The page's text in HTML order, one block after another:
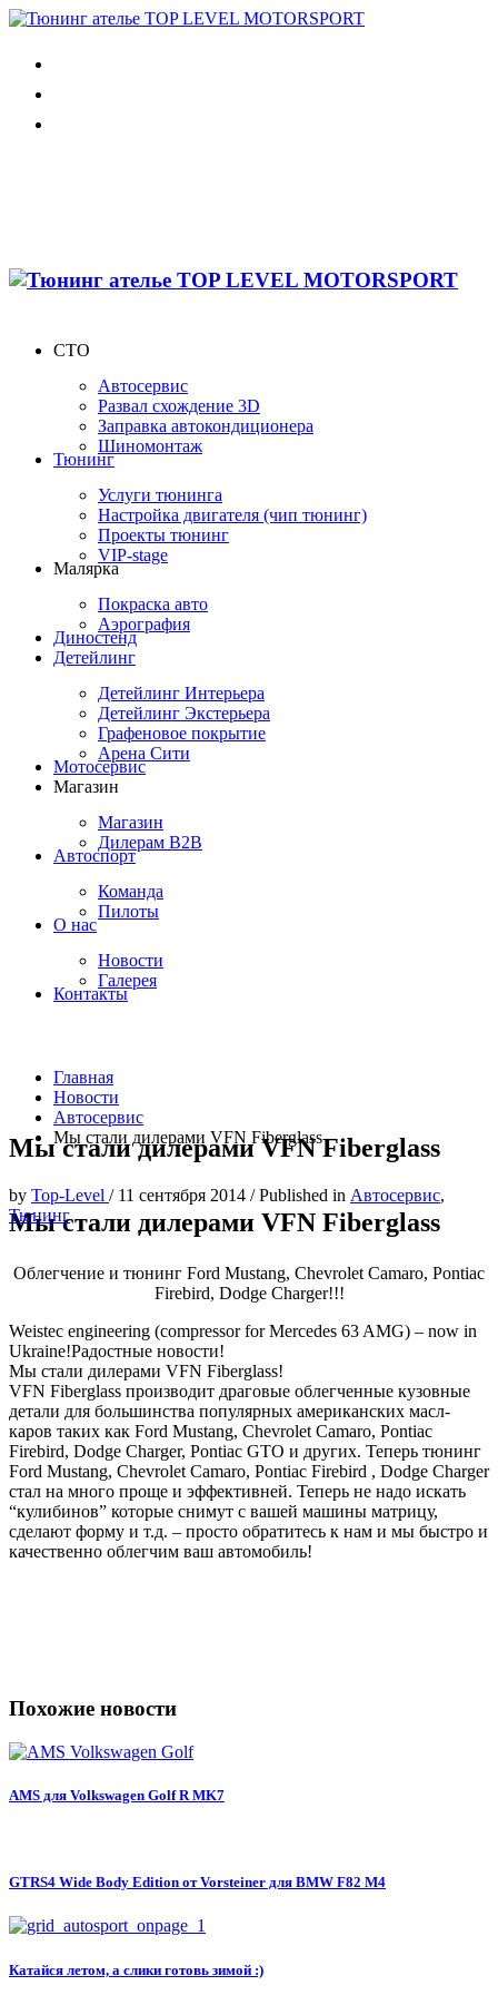
СТО
Автосервис
Развал схождение 3D
Заправка автокондиционера
Шиномонтаж
Тюнинг
Услуги тюнинга
Настройка двигателя (чип тюнинг)
Проекты тюнинг
VIP-stage
Малярка
Покраска авто
Аэрография
Диностенд
Детейлинг
Детейлинг Интерьера
Детейлинг Экстерьера
Графеновое покрытие
Арена Сити
Мотосервис
Магазин
Магазин
Дилерам B2B
Автоспорт
Команда
Пилоты
О нас
Новости
Галерея
Контакты
Главная
Новости
Автосервис
Мы стали дилерами VFN Fiberglass
Мы стали дилерами VFN Fiberglass
Мы стали дилерами VFN Fiberglass
by Top-Level / 11 сентября 2014 /Published in Автосервис,
Тюнинг
Облегчение и тюнинг Ford Mustang, Chevrolet Camaro, Pontiac
Firebird, Dodge Charger!!!
Weistec engineering (compressor for Mercedes 63 AMG) – now in
Ukraine!Радостные новости!
Мы стали дилерами VFN Fiberglass!
VFN Fiberglass производит драговые облегченные кузовные
детали для большинства популярных американских масл-
каров таких как Ford Mustang, Chevrolet Camaro, Pontiac
Firebird, Dodge Charger, Pontiac GTO и других. Теперь тюнинг
Ford Mustang, Chevrolet Camaro, Pontiac Firebird , Dodge Charger
стал на много проще и эффективней. Теперь не надо искать
“кулибинов” которые снимут с вашей машины матрицу,
сделают форму и т.д. – просто обратитесь к нам и мы быстро и
качественно облегчим ваш автомобиль!
Похожие новости
AMS для Volkswagen Golf R MK7
GTRS4 Wide Body Edition от Vorsteiner для BMW F82 M4
Катайся летом, а слики готовь зимой :)